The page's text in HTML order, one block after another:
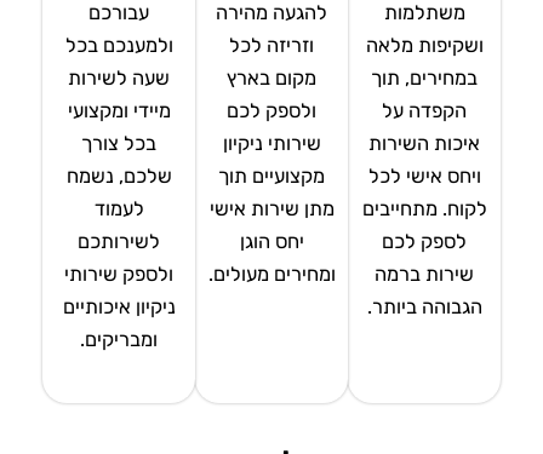
משתלמות
ושקיפות מלאה
במחירים, תוך
הקפדה על
איכות השירות
ויחס אישי לכל
לקוח. מתחייבים
לספק לכם
שירות ברמה
הגבוהה ביותר.
להגעה מהירה
וזריזה לכל
מקום בארץ
ולספק לכם
שירותי ניקיון
מקצועיים תוך
מתן שירות אישי
יחס הוגן
ומחירים מעולים.
עבורכם
ולמענכם בכל
שעה לשירות
מיידי ומקצועי
בכל צורך
שלכם, נשמח
לעמוד
לשירותכם
ולספק שירותי
ניקיון איכותיים
ומבריקים.